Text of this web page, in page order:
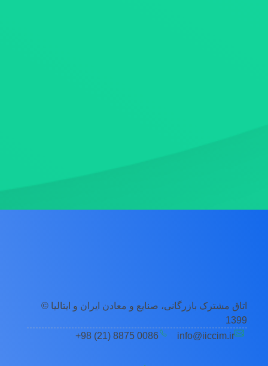
اتاق مشترک بازرگانی، صنایع و معادن ایران و ایتالیا ©
1399
info@iiccim.ir
0086 8875 (21) 98+